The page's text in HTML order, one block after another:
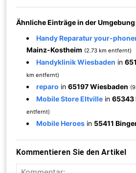
Ähnliche Einträge in der Umgebung
Handy Reparatur your-
Mainz-Kostheim (2.73 km entfernt)
Handyklinik Wiesbaden in
km entfernt)
reparo in65197 Wiesbaden
Mobile Store Eltville in65343
entfernt)
Mobile Heroes in 55411
Kommentieren Sie den Artikel